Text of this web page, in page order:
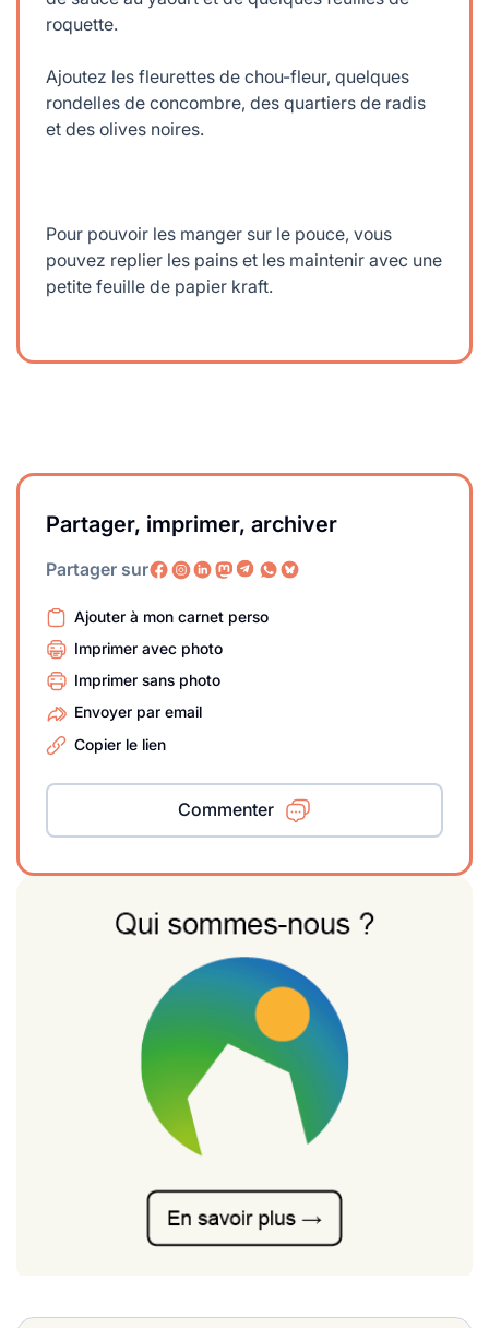
roquette.
Ajoutez les fleurettes de chou-fleur, quelques
rondelles de concombre, des quartiers de radis
et des olives noires.
Pour pouvoir les manger sur le pouce, vous
pouvez replier les pains et les maintenir avec une
petite feuille de papier kraft.
Partager, imprimer, archiver
Partager sur
Ajouter à mon carnet perso
Imprimer avec photo
Imprimer sans photo
Envoyer par email
Copier le lien
Commenter